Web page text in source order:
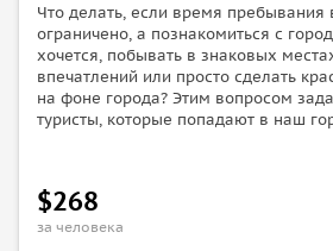
Что делать, если время пребывания
ограничено, а познакомиться с
хочется, побывать в знаковых
впечатлений или просто сделать
на фоне города? Этим вопросом
туристы, которые попадают в наш
$268
за человека